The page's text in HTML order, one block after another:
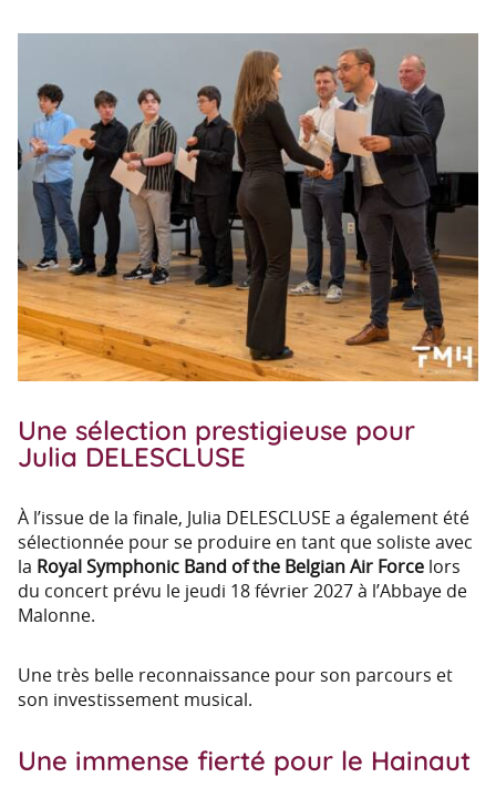
Une sélection prestigieuse pour
Julia DELESCLUSE
À l’issue de la finale, Julia DELESCLUSE a également été
sélectionnée pour se produire en tant que soliste avec
la Royal Symphonic Band of the Belgian Air Force lors
du concert prévu le jeudi 18 février 2027 à l’Abbaye de
Malonne.
Une très belle reconnaissance pour son parcours et
son investissement musical.
Une immense fierté pour le Hainaut